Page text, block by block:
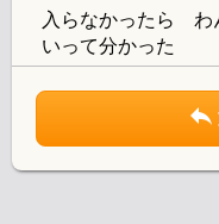
入らなかったら わ
いって分かった